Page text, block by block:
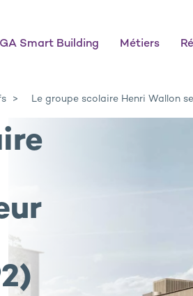
GA Smart Building Métiers
Le groupe scolaire Henri Wallon